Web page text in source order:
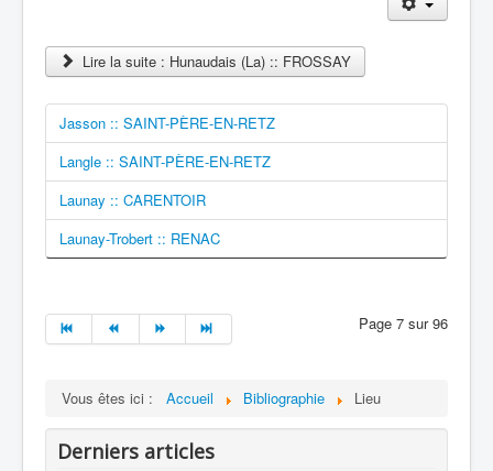
Lire la suite : Hunaudais (La) :: FROSSAY
Jasson :: SAINT-PÈRE-EN-RETZ
Langle :: SAINT-PÈRE-EN-RETZ
Launay :: CARENTOIR
Launay-Trobert :: RENAC
Page 7 sur 96
Vous êtes ici : Accueil Bibliographie Lieu
Derniers articles